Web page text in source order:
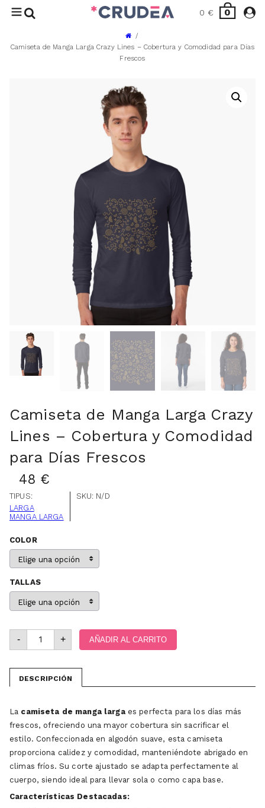
0 € 0
INICIAR SESIÓN
Camiseta de Manga Larga Crazy Lines – Cobertura y Comodidad para Días
Frescos
Camiseta de Manga Larga Crazy
Lines – Cobertura y Comodidad
para Días Frescos
48 €
TIPUS:
LARGA
MANGA LARGA
SKU: N/D
COLOR
TALLAS
- + AÑADIR AL CARRITO
DESCRIPCIÓN
La camiseta de manga largaes perfecta para los días más
frescos, ofreciendo una mayor cobertura sin sacrificar el
estilo. Confeccionada en algodón suave, esta camiseta
proporciona calidez y comodidad, manteniéndote abrigado en
climas fríos. Su corte ajustado se adapta perfectamente al
cuerpo, siendo ideal para llevar sola o como capa base.
Características Destacadas: